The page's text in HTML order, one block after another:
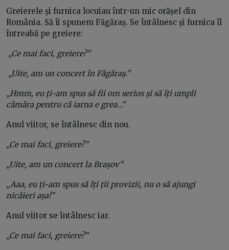
Greierele și furnica locuiau într-un mic orășel din
România. Să îi spunem Făgăraș. Se întâlnesc și furnica îl
întreabă pe greiere:
„Ce mai faci, greiere?”
„Uite, am un concert în Făgăraș.”
„Hmm, eu ți-am spus să fii om serios și să îți umpli
cămăra pentru că iarna e grea…”
Anul viitor, se întâlnesc din nou.
„Ce mai faci, greiere?”
„Uite, am un concert la Brașov”
„Aaa, eu ți-am spus să îți ții provizii, nu o să ajungi
nicăieri așa!”
Anul viitor se întâlnesc iar.
„Ce mai faci, greiere?”